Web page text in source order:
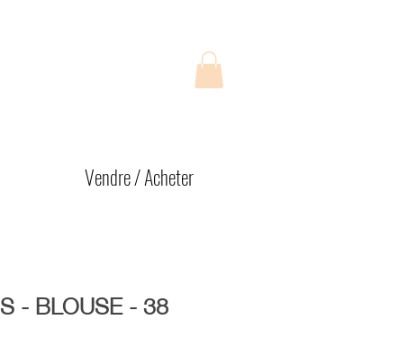
Vendre / Acheter
- BLOUSE - 38